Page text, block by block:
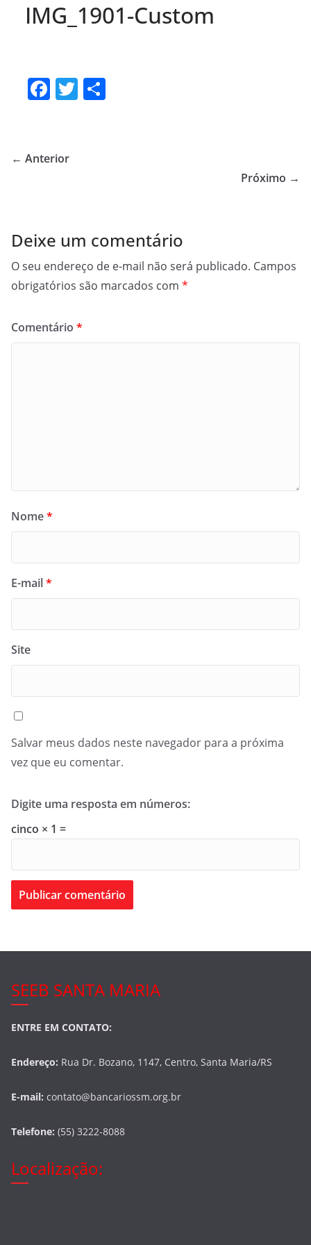
IMG_1901-Custom
F
e
k
T
← Anterior
Próximo →
Deixe um comentário
O seu endereço de e-mail não será publicado. Campos
obrigatórios são marcados com *
Comentário *
Nome*
E-mail*
Site
Salvar meus dados neste navegador para a próxima
vez que eu comentar.
Digite uma resposta em números:
cinco × 1 =
SEEB SANTA MARIA
ENTRE EM CONTATO:
Endereço: Rua Dr. Bozano, 1147, Centro, Santa Maria/RS
E-mail: contato@bancariossm.org.br
Telefone: (55) 3222-8088
Localização: